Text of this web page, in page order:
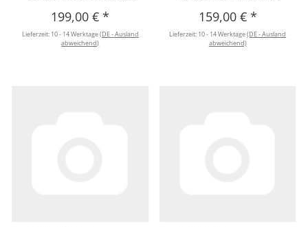
199,00 €*
Lieferzeit: 10 - 14 Werktage(DE - Ausland
abweichend)
159,00 € *
Lieferzeit: 10 - 14 Werktage(DE - Ausland
abweichend)